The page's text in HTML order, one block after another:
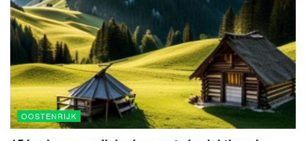
OOSTENRIJK